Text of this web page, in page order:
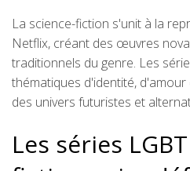
La science-fiction s'unit à la
Netflix, créant des œuvres
traditionnels du genre. Les
thématiques d'identité,
des univers futuristes et
Les séries